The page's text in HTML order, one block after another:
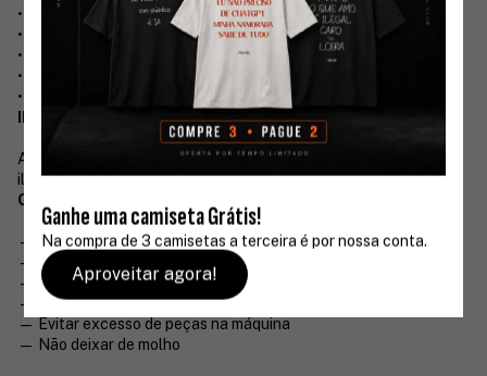
• Toque macio e confortável
• Certificação BCI (Better Cotton Initiative)
• Tingimento Reativo Premium
• Serigrafia de Alta Definição
• Alta durabilidade
INFORMAÇÕES IMPORTANTES
As cores podem sofrer pequenas variações dependendo da
iluminação, tela do dispositivo ou lote de produção.
CUIDADOS COM SUA PEÇA
— Lavar em ciclo delicado
— Não usar alvejante
— Não usar secadora
— Secar preferencialmente do lado avesso
— Evitar excesso de peças na máquina
— Não deixar de molho
Ganhe uma camiseta Grátis!
Na compra de 3 camisetas a terceira é por nossa conta.
Aproveitar agora!